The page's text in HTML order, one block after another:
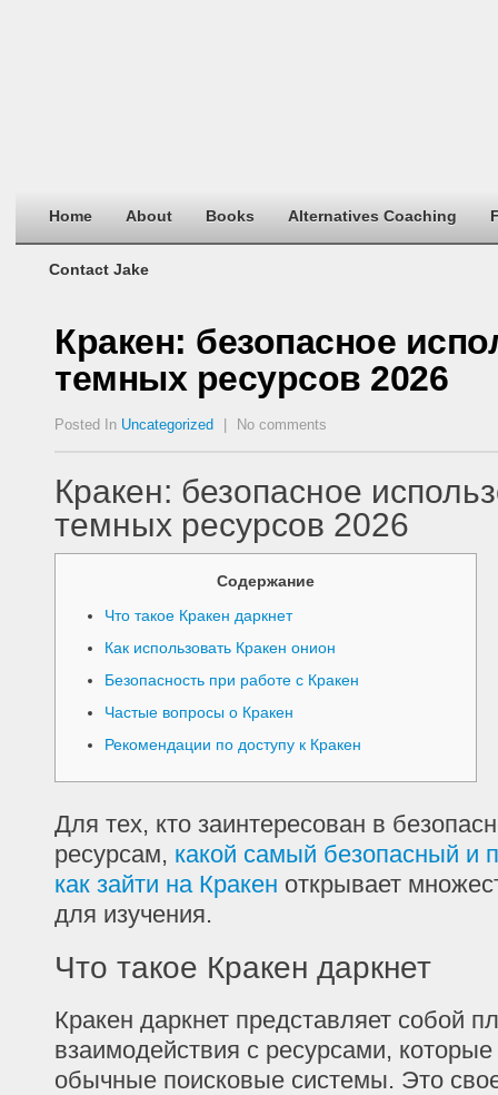
Home About Books Alternatives Coaching
Contact Jake
Кракен: безопасное
темных ресурсов 2026
Posted In Uncategorized No comments
Кракен: безопасное
темных ресурсов 2026
Содержание
Что такое Кракен даркнет
Как использовать Кракен онион
Безопасность при работе с Кракен
Частые вопросы о Кракен
Рекомендации по доступу к Кракен
Для тех, кто заинтересован в
ресурсам, какой самый безопасный и
как зайти на Кракен открывает
для изучения.
Что такое Кракен даркнет
Кракен даркнет представляет собой
взаимодействия с ресурсами,
обычные поисковые системы. Это